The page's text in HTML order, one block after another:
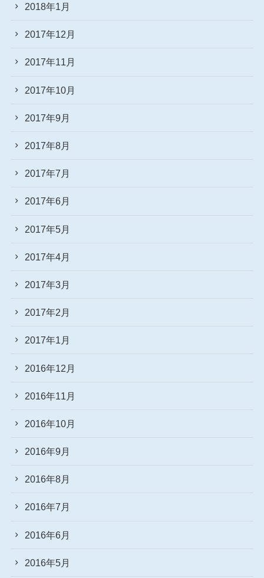
2018年1月
2017年12月
2017年11月
2017年10月
2017年9月
2017年8月
2017年7月
2017年6月
2017年5月
2017年4月
2017年3月
2017年2月
2017年1月
2016年12月
2016年11月
2016年10月
2016年9月
2016年8月
2016年7月
2016年6月
2016年5月